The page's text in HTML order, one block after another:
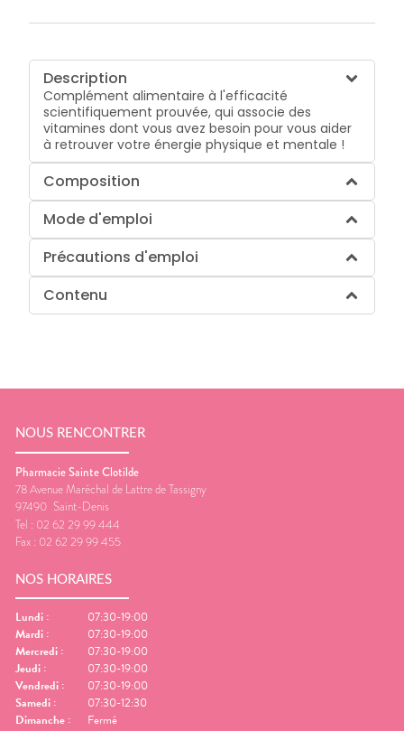
Description
Complément alimentaire à l'efficacité
scientifiquement prouvée, qui associe des
vitamines dont vous avez besoin pour vous aider
à retrouver votre énergie physique et mentale !
Composition
Mode d'emploi
Précautions d'emploi
Contenu
NOUS RENCONTRER
Pharmacie Sainte Clotilde
78 Avenue Maréchal de Lattre de Tassigny
97490 Saint-Denis
Tel : 02 62 29 99 444
Fax : 02 62 29 99 455
NOS HORAIRES
Lundi :
07:30-19:00
Mardi :
07:30-19:00
Mercredi :
07:30-19:00
Jeudi :
07:30-19:00
Vendredi :
07:30-19:00
Samedi :
07:30-12:30
Dimanche : Fermé